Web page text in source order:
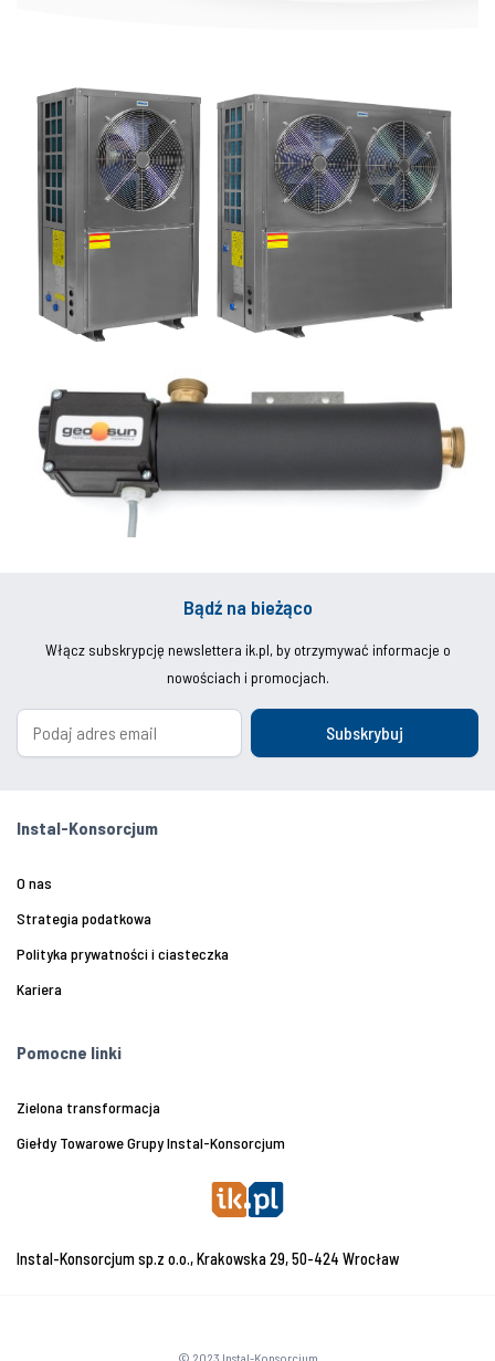
Bądź na bieżąco
Włącz subskrypcję newslettera ik.pl, by otrzymywać informacje o
nowościach i promocjach.
Subskrybuj
Instal-Konsorcjum
O nas
Strategia podatkowa
Polityka prywatności i ciasteczka
Kariera
Pomocne linki
Zielona transformacja
Giełdy Towarowe Grupy Instal-Konsorcjum
Instal-Konsorcjum sp.z o.o., Krakowska 29, 50-424 Wrocław
© 2023 Instal-Konsorcjum